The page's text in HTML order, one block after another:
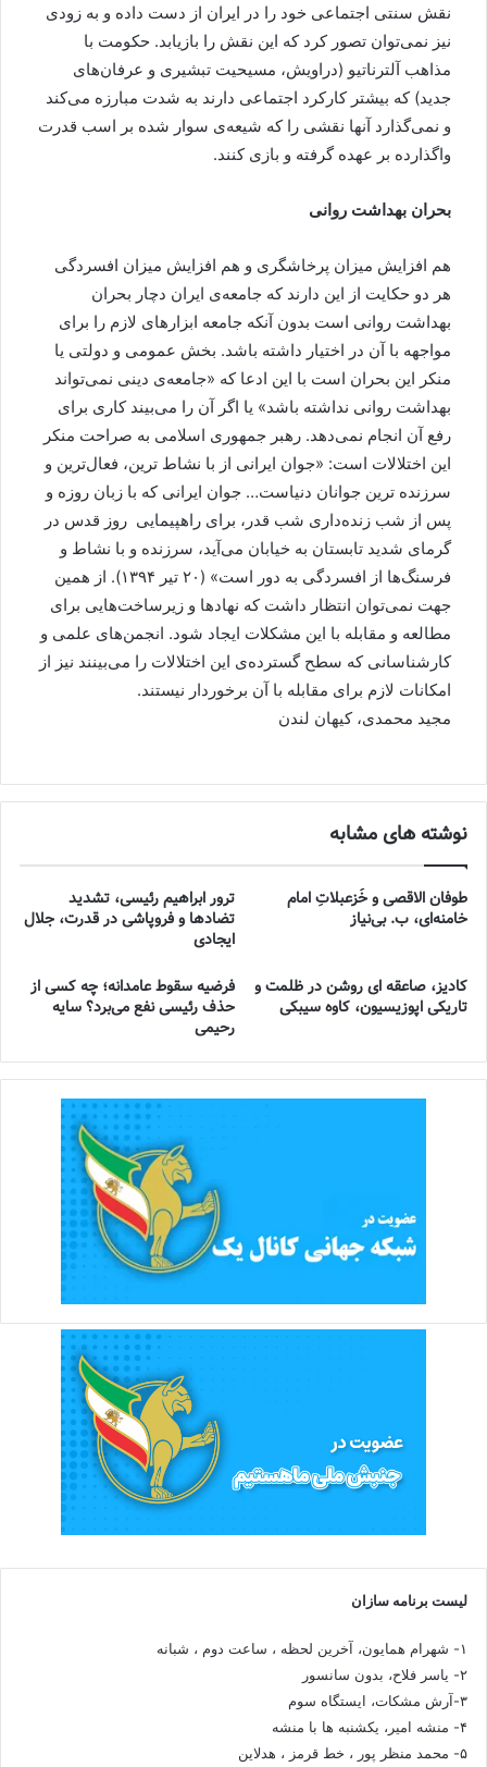
نقش سنتی اجتماعی خود را در ایران از دست داده و به زودی
نیز نمی‌توان تصور کرد که این نقش را بازیابد. حکومت با
مذاهب آلترناتیو (دراویش، مسیحیت تبشیری و عرفان‌های
جدید) که بیشتر کارکرد اجتماعی دارند به شدت مبارزه می‌کند
و نمی‌گذارد آنها نقشی را که شیعه‌ی سوار شده بر اسب قدرت
واگذارده بر عهده گرفته و بازی کنند.
بحران بهداشت روانی
هم افزایش میزان پرخاشگری و هم افزایش میزان افسردگی
هر دو حکایت از این دارند که جامعه‌ی ایران دچار بحران
بهداشت روانی است بدون آنکه جامعه ابزارهای لازم را برای
مواجهه با آن در اختیار داشته باشد. بخش عمومی و دولتی یا
منکر این بحران است با این ادعا که «جامعه‌ی دینی نمی‌تواند
بهداشت روانی نداشته باشد» یا اگر آن را می‌بیند کاری برای
رفع آن انجام نمی‌دهد. رهبر جمهوری اسلامی به صراحت منکر
این اختلالات است: «جوان ایرانی از با نشاط ‌ترین، فعال‌ترین و
سرزنده ترین جوانان دنیاست… جوان ایرانی که با زبان روزه و
پس از شب زنده‌داری شب قدر، برای راهپیمایی روز قدس در
گرمای شدید تابستان به خیابان می‌آید، سرزنده و با نشاط و
فرسنگ‌ها از افسردگی به‌ دور است» (۲۰ تیر ۱۳۹۴). از همین
جهت نمی‌توان انتظار داشت که نهادها و زیرساخت‌هایی برای
مطالعه و مقابله با این مشکلات ایجاد شود. انجمن‌های علمی‌ و
کارشناسانی که سطح گسترده‌ی این اختلالات را می‌بینند نیز از
امکانات لازم برای مقابله با آن برخوردار نیستند.
مجید محمدی، کیهان لندن
نوشته های مشابه
طوفان الاقصی و خُزعبلاتِ امام
خامنه‌ای، ب. بی‌نیاز
ترور ابراهیم رئیسی، تشدید
تضادها و فروپاشی در قدرت، جلال
ایجادی
کادیز، صاعقه ای روشن در ظلمت و
تاریکی اپوزیسیون، کاوه سیبکی
فرضیه سقوط عامدانه؛ چه کسی از
حذف رئیسی نفع می‌برد؟ سایه
رحیمی
لیست برنامه سازان
۱- شهرام همایون، آخرین لحظه ، ساعت دوم ، شبانه
۲- یاسر فلاح، بدون سانسور
۳-آرش مشکات، ایستگاه سوم
۴- منشه امیر، یکشنبه ها با منشه
۵- محمد منظر پور ، خط قرمز ، هدلاین